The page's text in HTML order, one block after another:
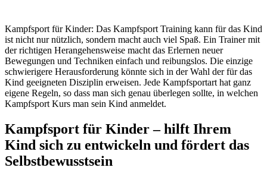
Kampfsport für Kinder: Das Kampfsport Training kann für das Kind
ist nicht nur nützlich, sondern macht auch viel Spaß. Ein Trainer mit
der richtigen Herangehensweise macht das Erlernen neuer
Bewegungen und Techniken einfach und reibungslos. Die einzige
schwierigere Herausforderung könnte sich in der Wahl der für das
Kind geeigneten Disziplin erweisen. Jede Kampfsportart hat ganz
eigene Regeln, so dass man sich genau überlegen sollte, in welchen
Kampfsport Kurs man sein Kind anmeldet.
Kampfsport für Kinder – hilft Ihrem
Kind sich zu entwickeln und fördert das
Selbstbewusstsein